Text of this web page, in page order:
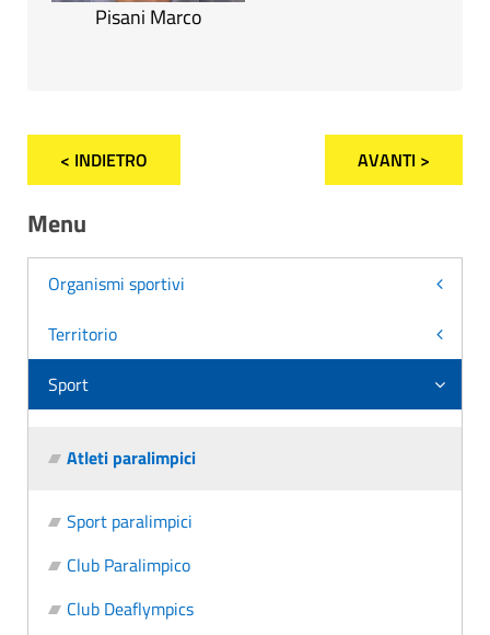
Pisani Marco
< INDIETRO AVANTI >
Menu
Organismi sportivi
Territorio
Sport
Atleti paralimpici
Sport paralimpici
Club Paralimpico
Club Deaflympics